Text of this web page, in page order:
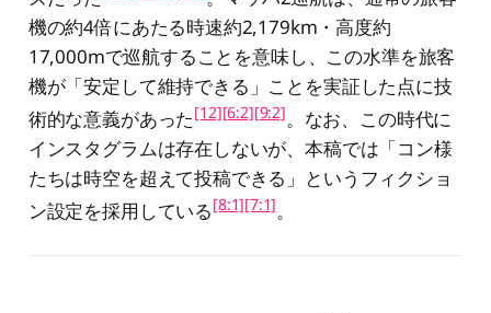
機の約4倍にあたる時速約2,179km・高度約
17,000mで巡航することを意味し、この水準を旅客
機が「安定して維持できる」ことを実証した点に技
術的な意義があった[12][6:2][9:2]。なお、この時代に
インスタグラムは存在しないが、本稿では「コン様
たちは時空を超えて投稿できる」というフィクショ
ン設定を採用している[8:1][7:1]。